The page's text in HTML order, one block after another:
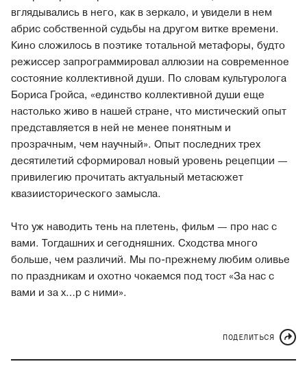
вглядывались в него, как в зеркало, и увидели в нем
абрис собственной судьбы на другом витке времени.
Кино сложилось в поэтике тотальной метафоры, будто
режиссер запрограммировал аллюзии на современное
состояние коллективной души. По словам культуролога
Бориса Гройса, «единство коллективной души еще
настолько живо в нашей стране, что мистический опыт
представляется в ней не менее понятным и
прозрачным, чем научный». Опыт последних трех
десятилетий сформировал новый уровень рецепции —
привилегию прочитать актуальный метасюжет
квазиисторического замысла.
Что уж наводить тень на плетень, фильм — про нас с
вами. Тогдашних и сегодняшних. Сходства много
больше, чем различий. Мы по-прежнему любим оливье
по праздникам и охотно чокаемся под тост «За нас с
вами и за х…р с ними».
ПОДЕЛИТЬСЯ